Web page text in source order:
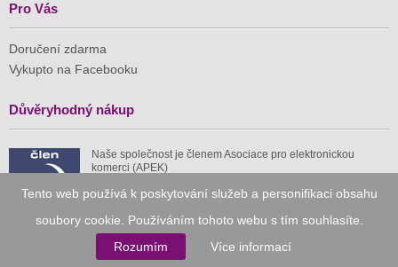
Tento web používá k poskytování služeb a personifikaci obsahu
soubory cookie. Používáním tohoto webu s tím souhlasíte.
Rozumím
Více informací
Pro Vás
Doručení zdarma
Vykupto na Facebooku
Důvěryhodný nákup
Naše společnost je členem Asociace pro elektronickou
komerci (APEK)
Již od roku 2010